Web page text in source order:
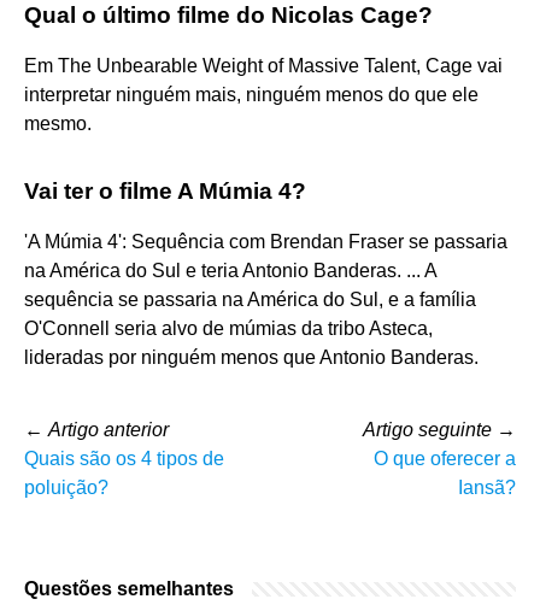
Qual o último filme do Nicolas Cage?
Em The Unbearable Weight of Massive Talent, Cage vai
interpretar ninguém mais, ninguém menos do que ele
mesmo.
Vai ter o filme A Múmia 4?
'A Múmia 4': Sequência com Brendan Fraser se passaria
na América do Sul e teria Antonio Banderas. ... A
sequência se passaria na América do Sul, e a família
O'Connell seria alvo de múmias da tribo Asteca,
lideradas por ninguém menos que Antonio Banderas.
← Artigo anterior
Quais são os 4 tipos de
poluição?
Artigo seguinte →
O que oferecer a
Iansã?
Questões semelhantes